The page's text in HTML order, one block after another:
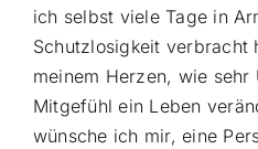
ich selbst viele Tage in
Schutzlosigkeit verbracht
meinem Herzen, wie sehr
Mitgefühl ein Leben
wünsche ich mir, eine